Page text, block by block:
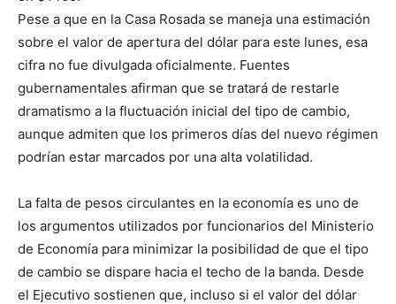
Pese a que en la Casa Rosada se maneja una estimación
sobre el valor de apertura del dólar para este lunes, esa
cifra no fue divulgada oficialmente. Fuentes
gubernamentales afirman que se tratará de restarle
dramatismo a la fluctuación inicial del tipo de cambio,
aunque admiten que los primeros días del nuevo régimen
podrían estar marcados por una alta volatilidad.
La falta de pesos circulantes en la economía es uno de
los argumentos utilizados por funcionarios del Ministerio
de Economía para minimizar la posibilidad de que el tipo
de cambio se dispare hacia el techo de la banda. Desde
el Ejecutivo sostienen que, incluso si el valor del dólar